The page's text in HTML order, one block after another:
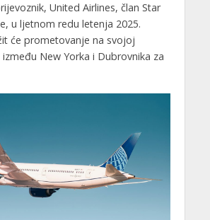
United Airlines, član Star
u ljetnom redu letenja 2025.
će prometovanje na svojoj
New Yorka i Dubrovnika za